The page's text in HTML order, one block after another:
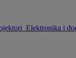
Elektronika i